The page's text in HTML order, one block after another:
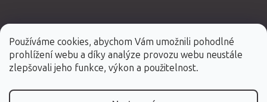
Používáme cookies, abychom Vám umožnili pohodlné
prohlížení webu a díky analýze provozu webu neustále
zlepšovali jeho funkce, výkon a použitelnost.